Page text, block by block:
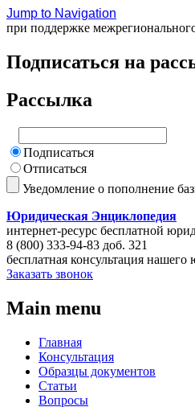
Jump to Navigation
при поддержке
Подписаться на
Рассылка
Подписаться
Отписаться
Уведомление о пополнение
Юридическая Энциклопедия
интернет-ресурс бесплатной
8 (800) 333-94-83 доб. 321
бесплатная консультация нашего
Заказать звонок
Main menu
Главная
Консультация
Образцы документов
Статьи
Вопросы